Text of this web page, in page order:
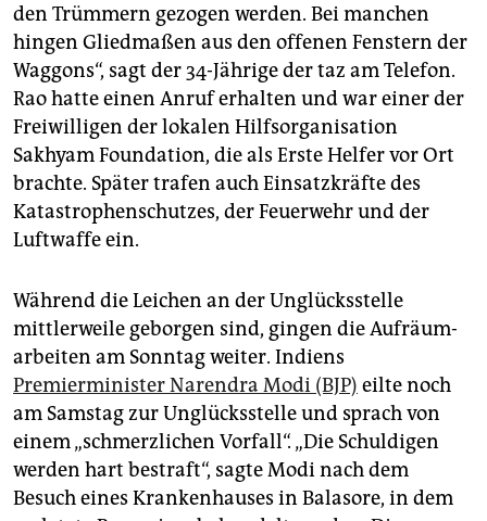
den Trümmern gezogen werden. Bei manchen
hingen Gliedmaßen aus den offenen Fenstern der
Waggons“, sagt der 34-Jährige der taz am Telefon.
Rao hatte einen Anruf erhalten und war einer der
Freiwilligen der lokalen Hilfsorganisation
Sakhyam Foundation, die als Erste Helfer vor Ort
brachte. Später trafen auch Einsatzkräfte des
Katastrophenschutzes, der Feuerwehr und der
Luftwaffe ein.
Während die Leichen an der Unglücksstelle
mittlerweile geborgen sind, gingen die Auf­räum­
ar­beiten am Sonntag weiter. Indiens
Premierminister Narendra Modi (BJP) eilte noch
am Samstag zur Unglücksstelle und sprach von
einem „schmerzlichen Vorfall“. „Die Schuldigen
werden hart bestraft“, sagte Modi nach dem
Besuch eines Krankenhauses in Balasore, in dem